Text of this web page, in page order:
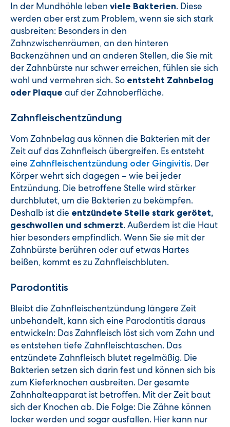
In der Mundhöhle leben viele Bakterien. Diese
werden aber erst zum Problem, wenn sie sich stark
ausbreiten: Besonders in den
Zahnzwischenräumen, an den hinteren
Backenzähnen und an anderen Stellen, die Sie mit
der Zahnbürste nur schwer erreichen, fühlen sie sich
wohl und vermehren sich. So entsteht Zahnbelag
oder Plaque auf der Zahnoberfläche.
Zahnfleischentzündung
Vom Zahnbelag aus können die Bakterien mit der
Zeit auf das Zahnfleisch übergreifen. Es entsteht
eine Zahnfleischentzündung oder Gingivitis. Der
Körper wehrt sich dagegen – wie bei jeder
Entzündung. Die betroffene Stelle wird stärker
durchblutet, um die Bakterien zu bekämpfen.
Deshalb ist die entzündete Stelle stark gerötet,
geschwollen und schmerzt. Außerdem ist die Haut
hier besonders empfindlich. Wenn Sie sie mit der
Zahnbürste berühren oder auf etwas Hartes
beißen, kommt es zu Zahnfleischbluten.
Parodontitis
Bleibt die Zahnfleischentzündung längere Zeit
unbehandelt, kann sich eine Parodontitis daraus
entwickeln: Das Zahnfleisch löst sich vom Zahn und
es entstehen tiefe Zahnfleischtaschen. Das
entzündete Zahnfleisch blutet regelmäßig. Die
Bakterien setzen sich darin fest und können sich bis
zum Kieferknochen ausbreiten. Der gesamte
Zahnhalteapparat ist betroffen. Mit der Zeit baut
sich der Knochen ab. Die Folge: Die Zähne können
locker werden und sogar ausfallen. Hier kann nur